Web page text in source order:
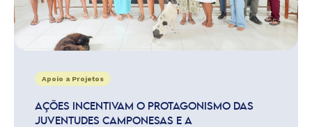
Apoio a Projetos
AÇÕES INCENTIVAM O PROTAGONISMO DAS
JUVENTUDES CAMPONESAS E A